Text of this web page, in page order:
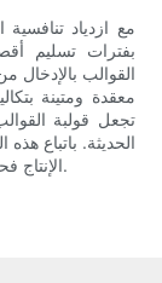
مع ازدياد
بفترات تسليم
القوالب بالإدخال
معقدة ومتينة
تجعل قولبة
الحديثة. باتباع
الإنتاج فحسب، بل يُمهد الطريق أيضًا للابتكار والنمو المستدام.